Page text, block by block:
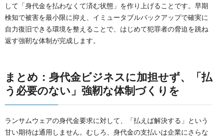
して「身代金を払わなくて済む状態」を作り上げることです。早期
検知で被害を最小限に抑え、イミュータブルバックアップで確実に
自力復旧できる環境を整えることで、はじめて犯罪者の脅迫を跳ね
返す強靭な体制が完成します。
まとめ：身代金ビジネスに加担せず、「払
う必要のない」強靭な体制づくりを
ランサムウェアの身代金要求に対して、「払えば解決する」という
甘い期待は通用しません。むしろ、身代金の支払いは企業にさらな